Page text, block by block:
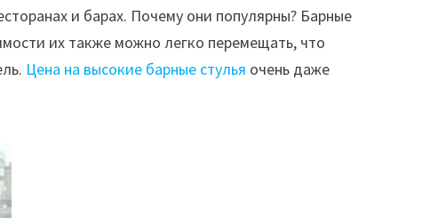
и барах. Почему они популярны? Барные
их также можно легко перемещать, что
Цена на высокие барные стулья очень даже